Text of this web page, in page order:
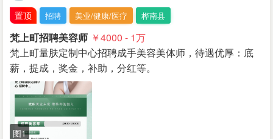
置顶 招聘 美业/健康/医疗 桦南县
梵上町招聘美容师 ￥4000 - 1万
梵上町量肤定制中心招聘成手美容美体师，待遇优厚：底
薪，提成，奖金，补助，分红等。
图1